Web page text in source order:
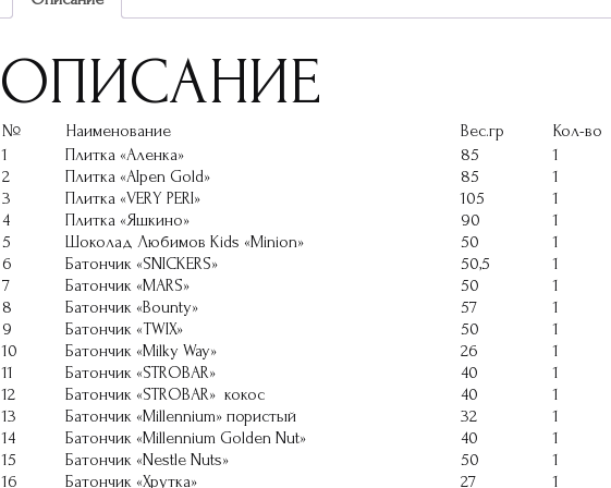
ОПИСАНИЕ
№ Наименование Вес.гр
Кол-во
1
Плитка «Аленка» 85
1
2
Плитка «AIpen Gold» 85
1
3
Плитка «VERY PERI» 105
1
4
Плитка «Яшкино» 90
1
5
Шоколад Любимов Kids «Minion» 50
1
6
Батончик «SNICKERS» 50,5
1
7
Батончик «MARS» 50
1
8
Батончик «Bounty» 57
1
9
Батончик «TWIX» 50
1
10
Батончик «Milky Way» 26
1
11
Батончик «STROBAR» 40
1
12
Батончик «STROBAR» кокос 40
1
13
Батончик «Millennium» пористый 32
1
14
Батончик «Millennium Golden Nut» 40
1
15
Батончик «Nestle Nuts» 50
1
16
Батончик «Хрутка» 27
1